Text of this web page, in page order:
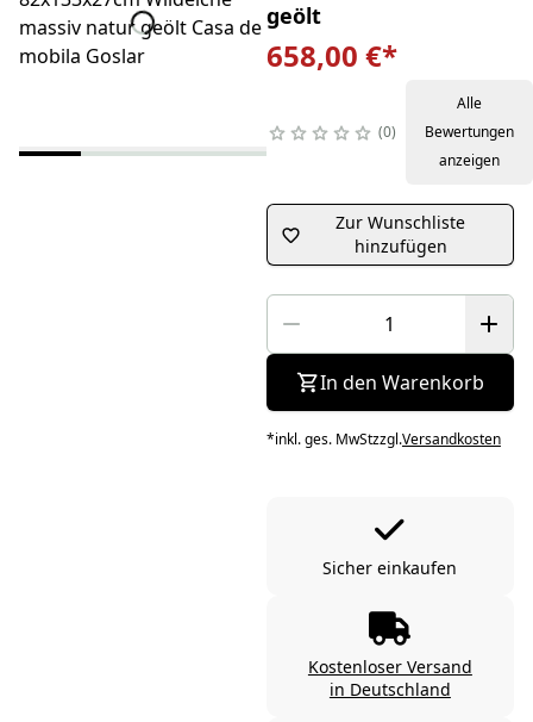
geölt
658,00 €*
0
Alle
Bewertungen
anzeigen
Zur Wunschliste
hinzufügen
In den Warenkorb
*inkl. ges. MwStzzgl.Versandkosten
Sicher einkaufen
Kostenloser Versand
in Deutschland